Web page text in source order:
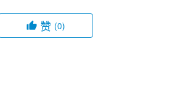
赞 (0)